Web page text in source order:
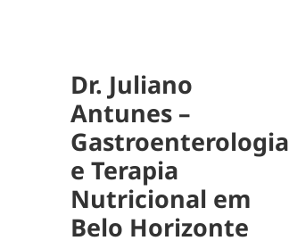
Dr. Juliano
Antunes –
Gastroenterologia
e Terapia
Nutricional em
Belo Horizonte